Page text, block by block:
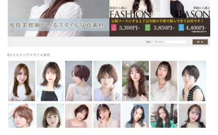
ヘアモデルバンク様
CMS導入 / SEO対策 / その他開発 コーディング / デザイン